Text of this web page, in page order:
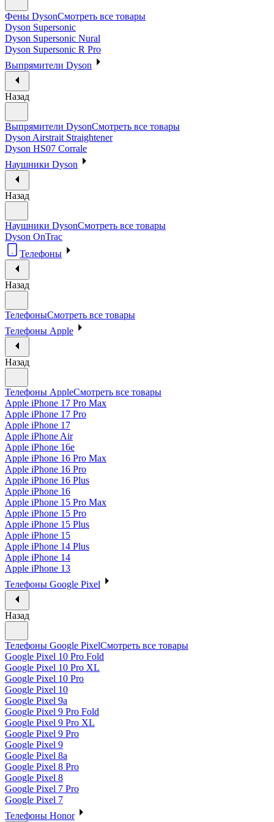
Фены DysonСмотреть все товары
Dyson Supersonic
Dyson Supersonic Nural
Dyson Supersonic R Pro
Выпрямители Dyson
Назад
Выпрямители DysonСмотреть все товары
Dyson Airstrait Straightener
Dyson HS07 Corrale
Наушники Dyson
Назад
Наушники DysonСмотреть все товары
Dyson OnTrac
Телефоны
Назад
ТелефоныСмотреть все товары
Телефоны Apple
Назад
Телефоны AppleСмотреть все товары
Apple iPhone 17 Pro Max
Apple iPhone 17 Pro
Apple iPhone 17
Apple iPhone Air
Apple iPhone 16e
Apple iPhone 16 Pro Max
Apple iPhone 16 Pro
Apple iPhone 16 Plus
Apple iPhone 16
Apple iPhone 15 Pro Max
Apple iPhone 15 Pro
Apple iPhone 15 Plus
Apple iPhone 15
Apple iPhone 14 Plus
Apple iPhone 14
Apple iPhone 13
Телефоны Google Pixel
Назад
Телефоны Google PixelСмотреть все товары
Google Pixel 10 Pro Fold
Google Pixel 10 Pro XL
Google Pixel 10 Pro
Google Pixel 10
Google Pixel 9a
Google Pixel 9 Pro Fold
Google Pixel 9 Pro XL
Google Pixel 9 Pro
Google Pixel 9
Google Pixel 8a
Google Pixel 8 Pro
Google Pixel 8
Google Pixel 7 Pro
Google Pixel 7
Телефоны Honor